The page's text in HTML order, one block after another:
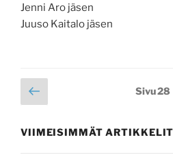
Jenni Aro jäsen
Juuso Kaitalo jäsen
Artikkelien
sivutus
Edellinen
sivu
Sivu28
VIIMEISIMMÄT ARTIKKELIT